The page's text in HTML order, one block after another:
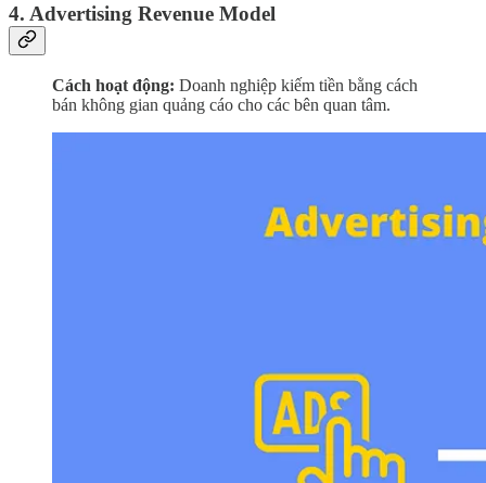
4. Advertising Revenue Model
Cách hoạt động: Doanh nghiệp kiếm tiền bằng cách
bán không gian quảng cáo cho các bên quan tâm.